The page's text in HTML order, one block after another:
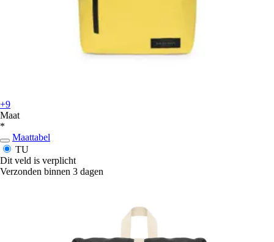
+9
Maat
*
Maattabel
TU
Dit veld is verplicht
Verzonden binnen 3 dagen